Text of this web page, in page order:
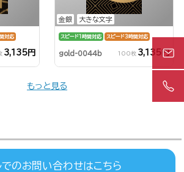
対応
3,135円
金銀 大きな文字
スピード1時間対応 スピード3時間対応
gold-0044b 100枚 3,135円
もっと見る
でのお問い合わせはこちら